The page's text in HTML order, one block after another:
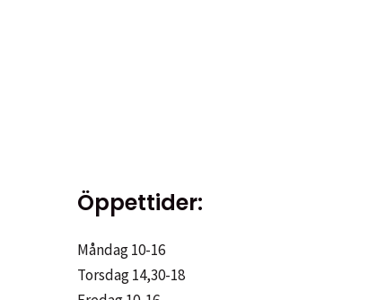
Öppettider:
Måndag 10-16
Torsdag 14,30-18